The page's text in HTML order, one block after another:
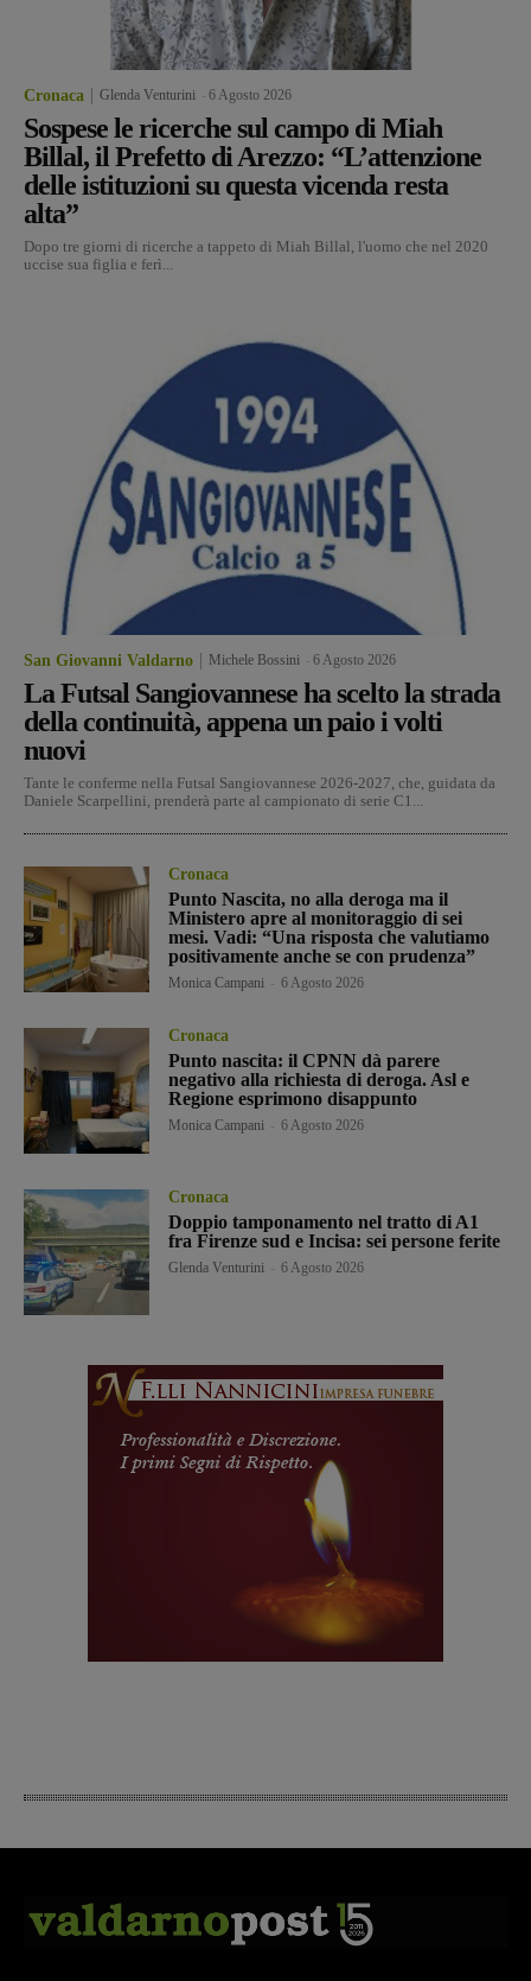
Cronaca Glenda Venturini 6 Agosto 2026
Sospese le ricerche sul campo di Miah
Billal, il Prefetto di Arezzo: “L’attenzione
delle istituzioni su questa vicenda resta
alta”
Dopo tre giorni di ricerche a tappeto di Miah Billal, l'uomo che nel 2020
uccise sua figlia e ferì...
San Giovanni Valdarno Michele Bossini 6 Agosto 2026
La Futsal Sangiovannese ha scelto la strada
della continuità, appena un paio i volti
nuovi
Tante le conferme nella Futsal Sangiovannese 2026-2027, che, guidata da
Daniele Scarpellini, prenderà parte al campionato di serie C1...
Cronaca
Punto Nascita, no alla deroga ma il
Ministero apre al monitoraggio di sei
mesi. Vadi: “Una risposta che valutiamo
positivamente anche se con prudenza”
Monica Campani 6 Agosto 2026
Cronaca
Punto nascita: il CPNN dà parere
negativo alla richiesta di deroga. Asl e
Regione esprimono disappunto
Monica Campani 6 Agosto 2026
Cronaca
Doppio tamponamento nel tratto di A1
fra Firenze sud e Incisa: sei persone ferite
Glenda Venturini 6 Agosto 2026